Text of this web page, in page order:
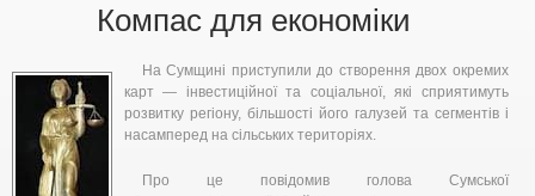
Компас для економіки
На Сумщині приступили до створення двох окремих
карт — інвестиційної та соціальної, які сприятимуть
розвитку регіону, більшості його галузей та сегментів і
насамперед на сільських територіях.
Про це повідомив голова Сумської